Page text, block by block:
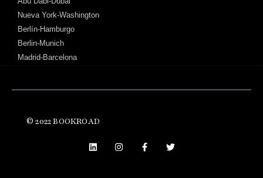
Nueva York-Washington
Berlín-Hamburgo
Berlin-Munich
Madrid-Barcelona
© 2022 BOOKROAD